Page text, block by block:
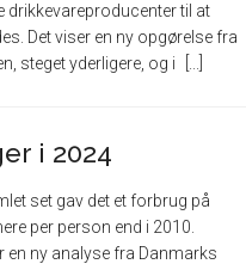
drikkevareproducenter til at
Det viser en ny opgørelse fra
steget yderligere, og i
i 2024
set gav det et forbrug på
per person end i 2010.
en ny analyse fra Danmarks